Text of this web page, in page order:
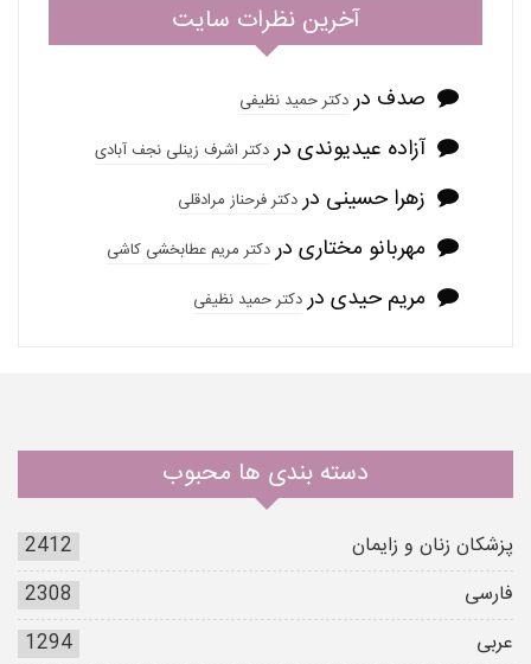
آخرین نظرات سایت
صدف دردکتر حمید نظیفی
آزاده عیدیوندی دردکتر اشرف زینلی نجف آبادی
زهرا حسینی دردکتر فرحناز مرادقلی
مهربانو مختاری دردکتر مریم عطابخشی کاشی
مریم حیدی دردکتر حمید نظیفی
دسته بندی ها محبوب
پزشکان زنان و زایمان
2412
فارسی
2308
عربی
1294